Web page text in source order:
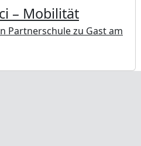
– Mobilität
Partnerschule zu Gast am